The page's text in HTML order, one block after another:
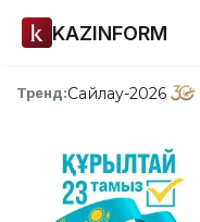
KAZINFORM
Тренд:Сайлау-2026